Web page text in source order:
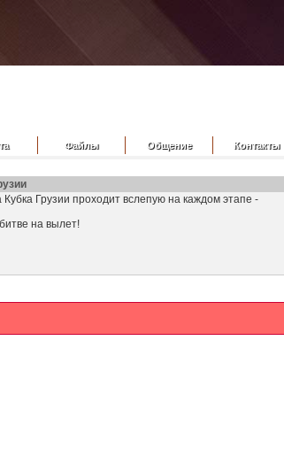
Файлы Общение Контакты
Грузии проходит вслепую на каждом этапе -
на вылет!